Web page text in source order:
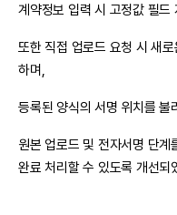
계약정보 입력 시 고정값 필드
또한 직접 업로드 요청 시 새
하며,
등록된 양식의 서명 위치를 불
원본 업로드 및 전자서명 단
완료 처리할 수 있도록 개선되